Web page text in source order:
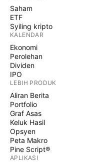
Saham
ETF
Syiling kripto
KALENDAR
Ekonomi
Perolehan
Dividen
IPO
LEBIH PRODUK
Aliran Berita
Portfolio
Graf Asas
Keluk Hasil
Opsyen
Peta Makro
Pine Script®
APLIKASI